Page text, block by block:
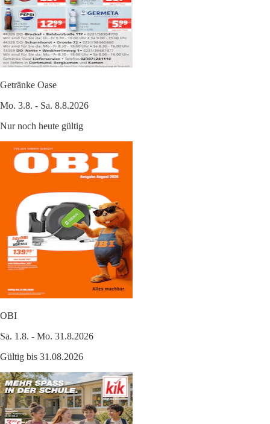
Getränke Oase
Mo. 3.8. - Sa. 8.8.2026
Nur noch heute gültig
OBI
Sa. 1.8. - Mo. 31.8.2026
Gültig bis 31.08.2026